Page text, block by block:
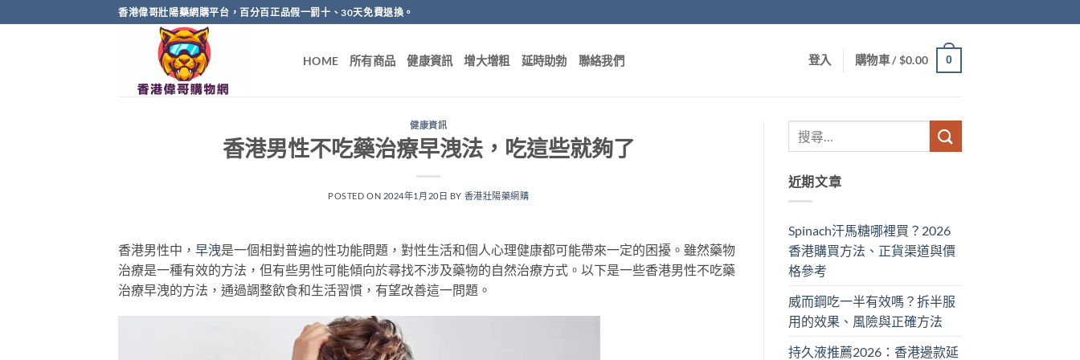
to
香港偉哥壯陽藥網購平台，百分百正品假一罰十、30天免費退換。
HOME 所有商品 健康資訊 增大增粗 延時助勃 聯絡我們 登入 購物車 /$0.00 0
健康資訊
香港男性不吃藥治療早洩法，吃這些就夠了
POSTED ON 2024年1月20日 BY 香港壯陽藥網購
香港男性中， 早洩是一個相對普遍的性功能問題，對性生活和個人心理健康都可能帶來一定的困擾。雖然藥物
治療是一種有效的方法，但有些男性可能傾向於尋找不涉及藥物的自然治療方式。以下是一些香港男性不吃藥
治療早洩的方法，通過調整飲食和生活習慣，有望改善這一問題。
近期文章
Spinach汗馬糖哪裡買？2026
香港購買方法、正貨渠道與價
格參考
威而鋼吃一半有效嗎？拆半服
用的效果、風險與正確方法
持久液推薦2026：香港邊款延